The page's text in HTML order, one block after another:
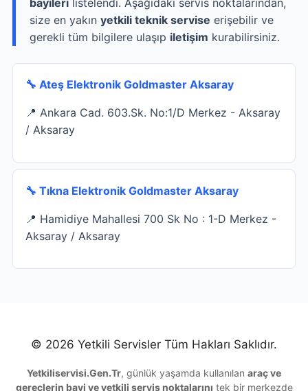
size en yakın yetkili teknik servise erişebilir ve
gerekli tüm bilgilere ulaşıp iletişim kurabilirsiniz.
🔧 Ateş Elektronik Goldmaster Aksaray
📍 Ankara Cad. 603.Sk. No:1/D Merkez - Aksaray
/ Aksaray
🔧 Tıkna Elektronik Goldmaster Aksaray
📍 Hamidiye Mahallesi 700 Sk No : 1-D Merkez -
Aksaray / Aksaray
© 2026 Yetkili Servisler Tüm Hakları Saklıdır.
Yetkiliservisi.Gen.Tr, günlük yaşamda kullanılan araç ve
gereçlerin bayi ve yetkili servis noktalarını tek bir merkezde